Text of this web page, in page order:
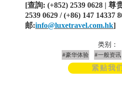
[查詢: (+852) 2539 0628 | 尊
2539 0629 / (+86) 147 14337
邮:info@luxetravel.com.hk]
类别：
#豪华体验 #一般资讯
紧贴我